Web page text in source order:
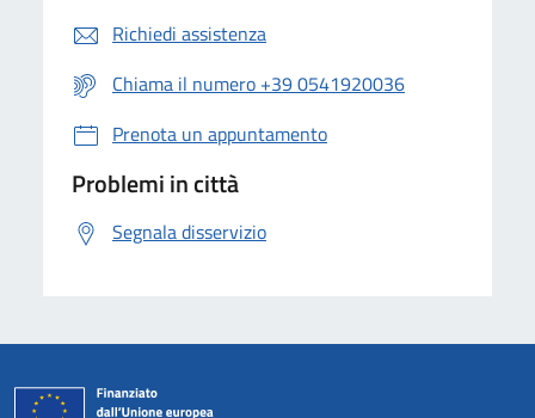
Richiedi assistenza
Chiama il numero +39 0541920036
Prenota un appuntamento
Problemi in città
Segnala disservizio